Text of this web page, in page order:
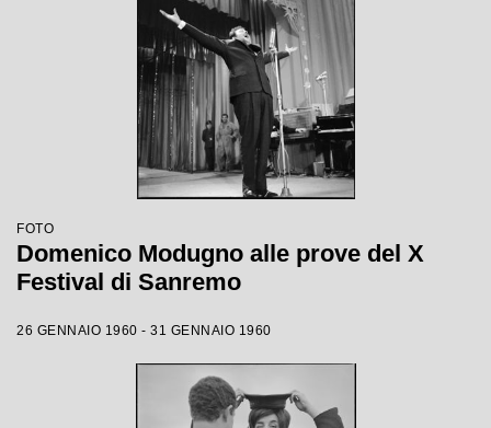
FOTO
Domenico Modugno alle prove del X
Festival di Sanremo
26 GENNAIO 1960 - 31 GENNAIO 1960